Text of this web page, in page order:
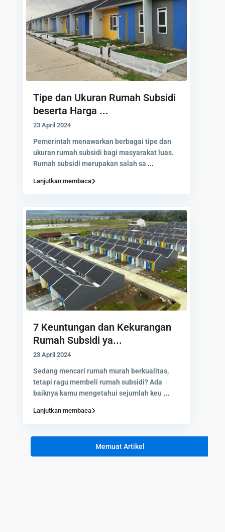
Tipe dan Ukuran Rumah Subsidi
beserta Harga ...
23 April 2024
Pemerintah menawarkan berbagai tipe dan
ukuran rumah subsidi bagi masyarakat luas.
Rumah subsidi merupakan salah sa ...
Lanjutkan membaca
7 Keuntungan dan Kekurangan
Rumah Subsidi ya...
23 April 2024
Sedang mencari rumah murah berkualitas,
tetapi ragu membeli rumah subsidi? Ada
baiknya kamu mengetahui sejumlah keu ...
Lanjutkan membaca
Memuat Artikel